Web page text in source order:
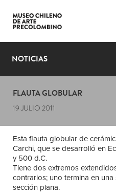
LENGUAJE
PLANIFICA TU VISITA
EXPOSICIONES
EL MUSEO
NOTICIAS
ÚLTIMOS VIDEOS
NOTICIAS
FLAUTA GLOBULAR
19 JULIO 2011
Esta flauta globular de
Carchi, que se desarrolló en
y 500 d.C.
Tiene dos extremos
contrarios; uno termina en
sección plana.